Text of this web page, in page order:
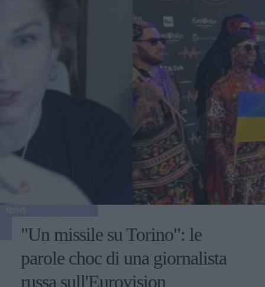
"Un missile su Torino": le
parole choc di una giornalista
russa sull'Eurovision